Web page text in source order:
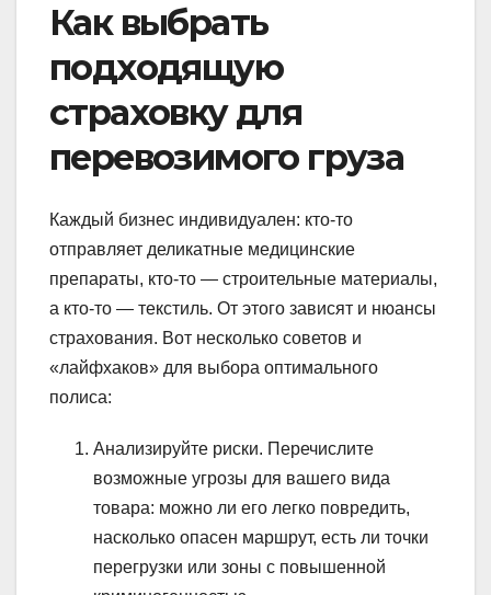
Как выбрать
подходящую
страховку для
перевозимого груза
Каждый бизнес индивидуален: кто-то
отправляет деликатные медицинские
препараты, кто-то — строительные материалы,
а кто-то — текстиль. От этого зависят и нюансы
страхования. Вот несколько советов и
«лайфхаков» для выбора оптимального
полиса:
Анализируйте риски. Перечислите
возможные угрозы для вашего вида
товара: можно ли его легко повредить,
насколько опасен маршрут, есть ли точки
перегрузки или зоны с повышенной